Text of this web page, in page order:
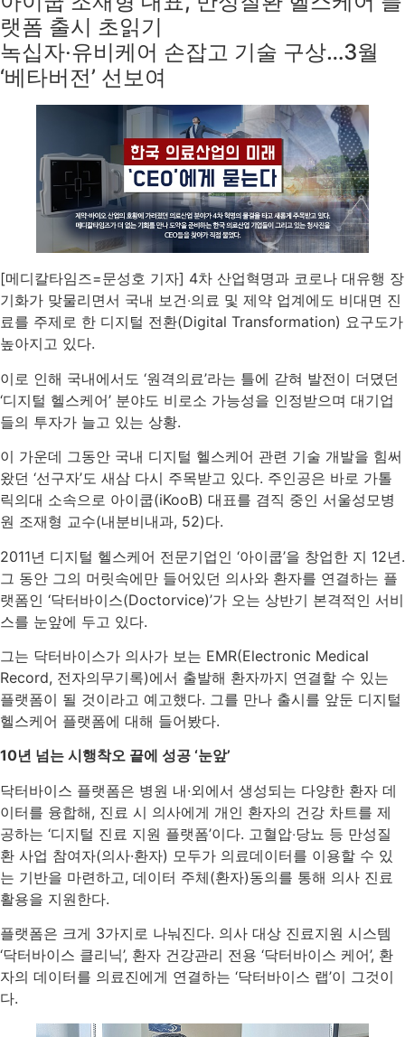
랫폼 출시 초읽기
녹십자‧유비케어 손잡고 기술 구상…3월
‘베타버전’ 선보여
[메디칼타임즈=문성호 기자] 4차 산업혁명과 코로나 대유행 장
기화가 맞물리면서 국내 보건‧의료 및 제약 업계에도 비대면 진
료를 주제로 한 디지털 전환(Digital Transformation) 요구도가
높아지고 있다.
이로 인해 국내에서도 ‘원격의료’라는 틀에 갇혀 발전이 더뎠던
‘디지털 헬스케어’ 분야도 비로소 가능성을 인정받으며 대기업
들의 투자가 늘고 있는 상황.
이 가운데 그동안 국내 디지털 헬스케어 관련 기술 개발을 힘써
왔던 ‘선구자’도 새삼 다시 주목받고 있다. 주인공은 바로 가톨
릭의대 소속으로 아이쿱(iKooB) 대표를 겸직 중인 서울성모병
원 조재형 교수(내분비내과, 52)다.
2011년 디지털 헬스케어 전문기업인 ‘아이쿱’을 창업한 지 12년.
그 동안 그의 머릿속에만 들어있던 의사와 환자를 연결하는 플
랫폼인 ‘닥터바이스(Doctorvice)’가 오는 상반기 본격적인 서비
스를 눈앞에 두고 있다.
그는 닥터바이스가 의사가 보는 EMR(Electronic Medical
Record, 전자의무기록)에서 출발해 환자까지 연결할 수 있는
플랫폼이 될 것이라고 예고했다. 그를 만나 출시를 앞둔 디지털
헬스케어 플랫폼에 대해 들어봤다.
10년 넘는 시행착오 끝에 성공 ‘눈앞’
닥터바이스 플랫폼은 병원 내·외에서 생성되는 다양한 환자 데
이터를 융합해, 진료 시 의사에게 개인 환자의 건강 차트를 제
공하는 ‘디지털 진료 지원 플랫폼’이다. 고혈압‧당뇨 등 만성질
환 사업 참여자(의사·환자) 모두가 의료데이터를 이용할 수 있
는 기반을 마련하고, 데이터 주체(환자)동의를 통해 의사 진료
활용을 지원한다.
플랫폼은 크게 3가지로 나눠진다. 의사 대상 진료지원 시스템
‘닥터바이스 클리닉’, 환자 건강관리 전용 ‘닥터바이스 케어’, 환
자의 데이터를 의료진에게 연결하는 ‘닥터바이스 랩’이 그것이
다.